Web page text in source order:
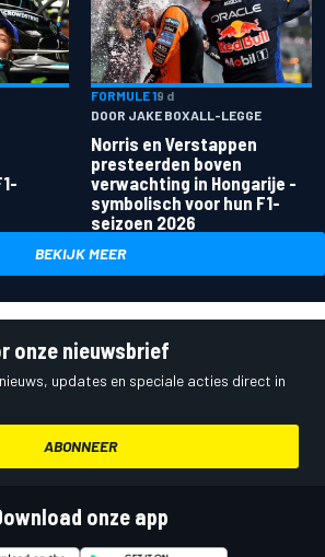
FORMULE 19 d
DOOR JAKE BOXALL-LEGGE
Norris en Verstappen
presteerden boven
verwachting in Hongarije -
symbolisch voor hun F1-
seizoen 2026
BEKIJK MEER
onze nieuwsbrief
updates en speciale acties direct in
ABONNEER
onze app